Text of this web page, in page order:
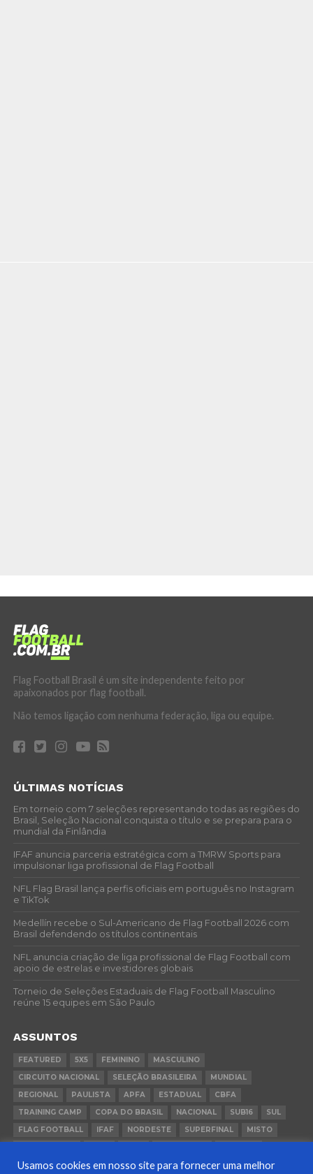
Flag Football Brasil é um site independente feito por
apaixonados por flag football.
Não temos ligação com nenhuma federação, liga ou equipe.
ÚLTIMAS NOTÍCIAS
Em torneio com 7 seleções representando todas as regiões do
Brasil, Seleção Nacional conquista o título e se prepara para o
mundial da Finlândia
IFAF anuncia parceria estratégica com a TMRW Sports para
impulsionar liga profissional de Flag Football
NFL Flag Brasil lança perfis oficiais em português no Instagram
e TikTok
Medellín recebe o Sul-Americano de Flag Football 2026 com
Brasil defendendo os títulos continentais
NFL anuncia criação de liga profissional de Flag Football com
apoio de estrelas e investidores globais
Torneio de Seleções Estaduais de Flag Football Masculino
reúne 15 equipes em São Paulo
ASSUNTOS
FEATURED 5X5 FEMININO
MASCULINO
CIRCUITO NACIONAL
SELEÇÃO BRASILEIRA
MUNDIAL
REGIONAL
PAULISTA APFA ESTADUAL
CBFA
TRAINING CAMP
COPA DO BRASIL NACIONAL SUB16
SUL
FLAG FOOTBALL
IFAF NORDESTE SUPERFINAL
MISTO
COPA BRASIL
PANAMÁ RIO GRANDE DO SUL
Usamos cookies em nosso site para fornecer uma melhor